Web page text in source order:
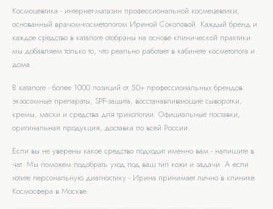
Космоцевтика - интернет-магазин профессиональной космецевтики,
основанный врачом-косметологом Ириной Соколовой. Каждый бренд и
каждое средство в каталоге отобраны на основе клинической практики:
мы добавляем только то, что реально работает в кабинете косметолога и
дома.
В каталоге - более 1000 позиций от 50+ профессиональных брендов:
экзосомные препараты, SPF-защита, восстанавливающие сыворотки,
кремы, маски и средства для трихологии. Официальные поставки,
оригинальная продукция, доставка по всей России.
Если вы не уверены какое средство подходит именно вам - напишите в
чат. Мы поможем подобрать уход под ваш тип кожи и задачи. А если
хотите персональную диагностику - Ирина принимает лично в клинике
Космосфера в Москве.